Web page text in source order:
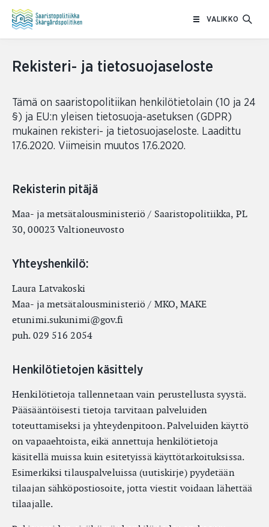
VALIKKO
Rekisteri- ja tietosuojaseloste
Tämä on saaristopolitiikan henkilötietolain (10 ja 24
§) ja EU:n yleisen tietosuoja-asetuksen (GDPR)
mukainen rekisteri- ja tietosuojaseloste. Laadittu
17.6.2020. Viimeisin muutos 17.6.2020.
Rekisterin pitäjä
Maa- ja metsätalousministeriö / Saaristopolitiikka, PL
30, 00023 Valtioneuvosto
Yhteyshenkilö:
Laura Latvakoski
Maa- ja metsätalousministeriö / MKO, MAKE
etunimi.sukunimi@gov.fi
puh. 029 516 2054
Henkilötietojen käsittely
Henkilötietoja tallennetaan vain perustellusta syystä.
Pääsääntöisesti tietoja tarvitaan palveluiden
toteuttamiseksi ja yhteydenpitoon. Palveluiden käyttö
on vapaaehtoista, eikä annettuja henkilötietoja
käsitellä muissa kuin esitetyissä käyttötarkoituksissa.
Esimerkiksi tilauspalveluissa (uutiskirje) pyydetään
tilaajan sähköpostiosoite, jotta viestit voidaan lähettää
tilaajalle.